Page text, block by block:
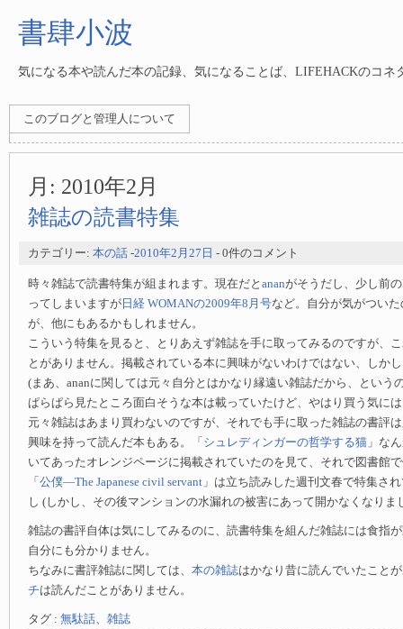
書肆小波
気になる本や読んだ本の記録、気になることば、LIFEHACKのコネ
このブログと管理人について
月: 2010年2月
雑誌の読書特集
カテゴリー: 本の話 -2010年2月27日 - 0件のコメント
時々雑誌で読書特集が組まれます。現在だと ananがそうだし、少し前の
ってしまいますが 日経 WOMANの2009年8月号など。自分が気がつい
が、他にもあるかもしれません。
こういう特集を見ると、とりあえず雑誌を手に取ってみるのですが、
とがありません。掲載されている本に興味がないわけではない、しか
(まあ、ananに関しては元々自分とはかなり縁遠い雑誌だから、という
ぱらぱら見たところ面白そうな本は載っていたけど、やはり買う気に
元々雑誌はあまり買わないのですが、それでも手に取った雑誌の書評
興味を持って読んだ本もある。「 シュレディンガーの哲学する猫 」な
いてあったオレンジページに掲載されていたのを見て、それで図書館
「 公僕—The Japanese civil servant 」は立ち読みした週刊文春で特集さ
し (しかし、その後マンションの水漏れの被害にあって開かなくなり
雑誌の書評自体は気にしてみるのに、読書特集を組んだ雑誌には食指
自分にも分かりません。
ちなみに書評雑誌に関しては、 本の雑誌はかなり昔に読んでいたこと
チは読んだことがありません。
タグ : 無駄話、 雑誌